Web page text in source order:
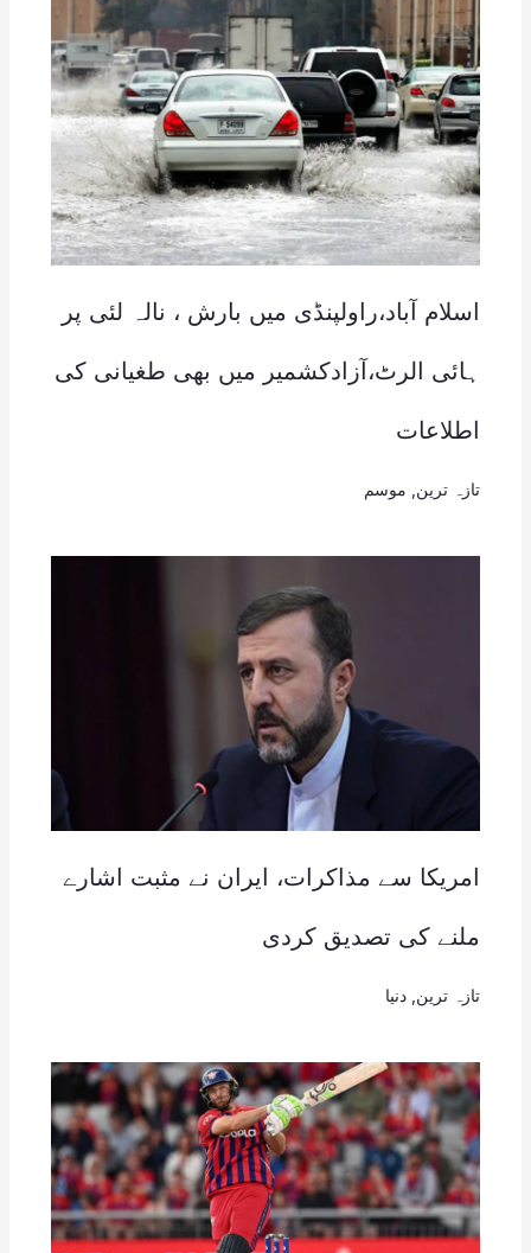
اسلام آباد،راولپنڈی میں بارش ، نالہ لئی پر
ہائی الرٹ،آزادکشمیر میں بھی طغیانی کی
اطلاعات
تازہ ترین موسم
امریکا سے مذاکرات، ایران نے مثبت اشارے
ملنے کی تصدیق کردی
تازہ ترین دنیا